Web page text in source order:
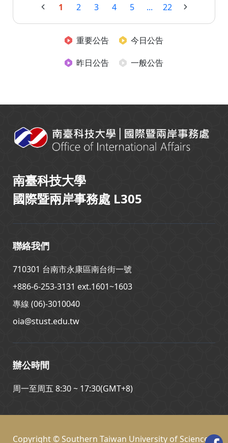
1 2 3 4 5 ... 22
重要公告
今日公告
昨日公告
一般公告
:::
南臺科技大學
國際暨兩岸事務處 L305
聯絡我們
710301 台南市永康區南台街一號
+886-6-253-3131 ext.1601~1603
專線 (06)-3010040
oia@stust.edu.tw
辦公時間
周一至周五 8:30 ~ 17:30(GMT+8)
Copyright © Southern Taiwan University of Science